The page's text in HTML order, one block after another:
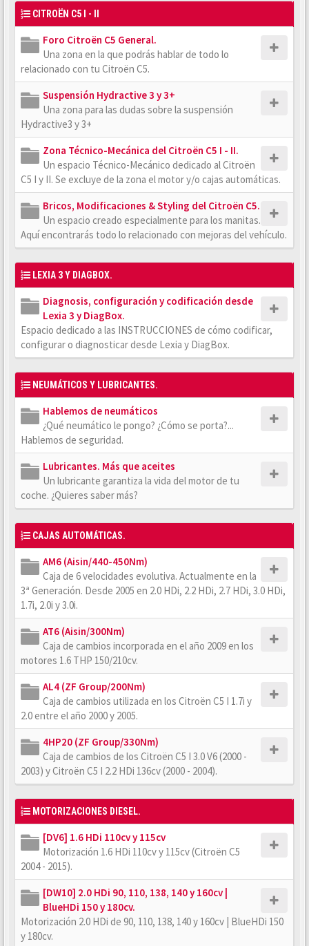
CITROËN C5 I - II
Foro Citroën C5 General.
Una zona en la que podrás hablar de todo lo
relacionado con tu Citroën C5.
Suspensión Hydractive 3 y 3+
Una zona para las dudas sobre la suspensión
Hydractive3 y 3+
Zona Técnico-Mecánica del Citroën C5 I - II.
Un espacio Técnico-Mecánico dedicado al Citroën
C5 I y II. Se excluye de la zona el motor y/o cajas automáticas.
Bricos, Modificaciones & Styling del Citroën C5.
Un espacio creado especialmente para los manitas.
Aquí encontrarás todo lo relacionado con mejoras del vehículo.
LEXIA 3 Y DIAGBOX.
Diagnosis, configuración y codificación desde
Lexia 3 y DiagBox.
Espacio dedicado a las INSTRUCCIONES de cómo codificar,
configurar o diagnosticar desde Lexia y DiagBox.
NEUMÁTICOS Y LUBRICANTES.
Hablemos de neumáticos
¿Qué neumático le pongo? ¿Cómo se porta?...
Hablemos de seguridad.
Lubricantes. Más que aceites
Un lubricante garantiza la vida del motor de tu
coche. ¿Quieres saber más?
CAJAS AUTOMÁTICAS.
AM6 (Aisin/440-450Nm)
Caja de 6 velocidades evolutiva. Actualmente en la
3ª Generación. Desde 2005 en 2.0 HDi, 2.2 HDi, 2.7 HDi, 3.0 HDi,
1.7i, 2.0i y 3.0i.
AT6 (Aisin/300Nm)
Caja de cambios incorporada en el año 2009 en los
motores 1.6 THP 150/210cv.
AL4 (ZF Group/200Nm)
Caja de cambios utilizada en los Citroën C5 I 1.7i y
2.0 entre el año 2000 y 2005.
4HP20 (ZF Group/330Nm)
Caja de cambios de los Citroën C5 I 3.0 V6 (2000 -
2003) y Citroën C5 I 2.2 HDi 136cv (2000 - 2004).
MOTORIZACIONES DIESEL.
[DV6] 1.6 HDi 110cv y 115cv
Motorización 1.6 HDi 110cv y 115cv (Citroën C5
2004 - 2015).
[DW10] 2.0 HDi 90, 110, 138, 140 y 160cv |
BlueHDi 150 y 180cv.
Motorización 2.0 HDi de 90, 110, 138, 140 y 160cv | BlueHDi 150
y 180cv.